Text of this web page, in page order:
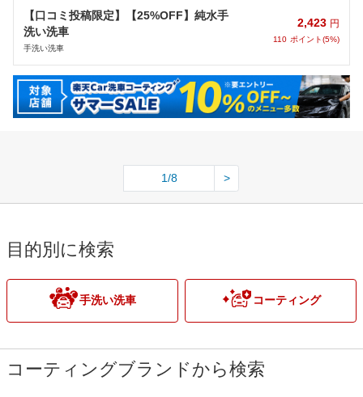
【口コミ投稿限定】【25%OFF】純水手
洗い洗車
手洗い洗車
2,423 円
110 ポイント(5%)
1/8 >
目的別に検索
手洗い洗車 コーティング
コーティングブランドから検索